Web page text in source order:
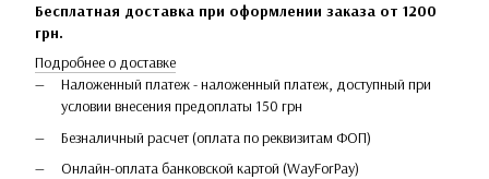
Бесплатная доставка при оформлении заказа от 1200
грн.
Подробнее о доставке
Наложенный платеж - наложенный платеж, доступный при
условии внесения предоплаты 150 грн
Безналичный расчет (оплата по реквизитам ФОП)
Онлайн-оплата банковской картой (WayForPay)